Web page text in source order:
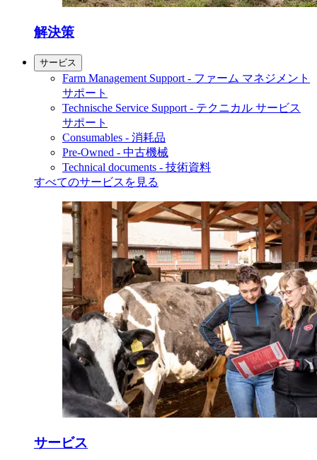
解決策
サービス
Farm Management Support - ファーム マネジメント
サポート
Technische Service Support - テクニカル サービス
サポート
Consumables - 消耗品
Pre-Owned - 中古機械
Technical documents - 技術資料
すべてのサービスを見る
サービス